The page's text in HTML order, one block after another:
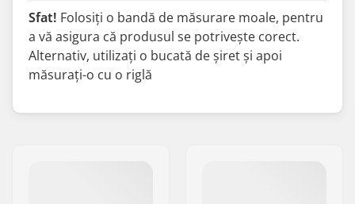
Sfat! Folosiți o bandă de măsurare moale, pentru
a vă asigura că produsul se potrivește corect.
Alternativ, utilizați o bucată de șiret și apoi
măsurați-o cu o riglă